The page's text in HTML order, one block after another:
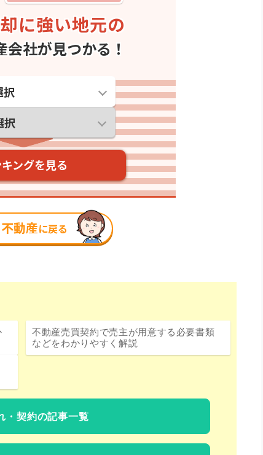
不動産売買契約で売主が用意する必要書類
などをわかりやすく解説
・契約の記事一覧